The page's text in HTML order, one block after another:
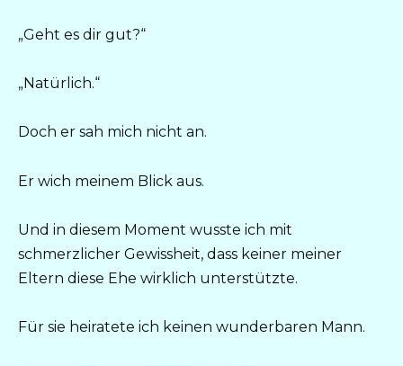
„Geht es dir gut?“
„Natürlich.“
Doch er sah mich nicht an.
Er wich meinem Blick aus.
Und in diesem Moment wusste ich mit
schmerzlicher Gewissheit, dass keiner meiner
Eltern diese Ehe wirklich unterstützte.
Für sie heiratete ich keinen wunderbaren Mann.